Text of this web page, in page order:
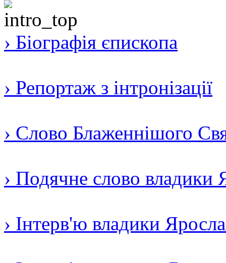
› Біографія єпископа
› Репортаж з інтронізації
› Слово Блаженнішого
› Подячне слово владики
› Інтерв'ю владики